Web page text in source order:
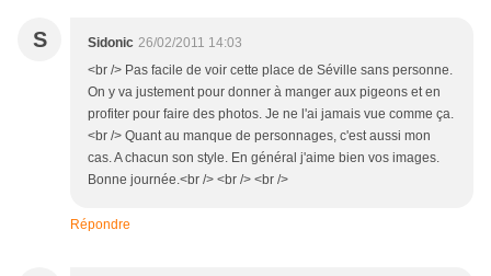
S Sidonic 26/02/2011 14:03
<br /> Pas facile de voir cette place de Séville sans personne.
On y va justement pour donner à manger aux pigeons et en
profiter pour faire des photos. Je ne l'ai jamais vue comme ça.
<br /> Quant au manque de personnages, c'est aussi mon
cas. A chacun son style. En général j'aime bien vos images.
Bonne journée.<br /> <br /> <br />
Répondre